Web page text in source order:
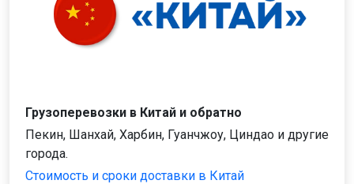
Грузоперевозки в Китай и обратно
Пекин, Шанхай, Харбин, Гуанчжоу, Циндао и другие
города.
Стоимость и сроки доставки в Китай